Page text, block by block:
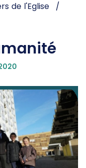
de l'Eglise